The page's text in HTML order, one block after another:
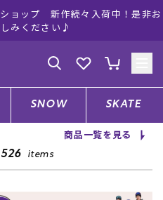
ョップ 新作続々入荷中！是非お
みください♪
会員登録
一覧
SNOW SKATE
商品一覧を見る
items